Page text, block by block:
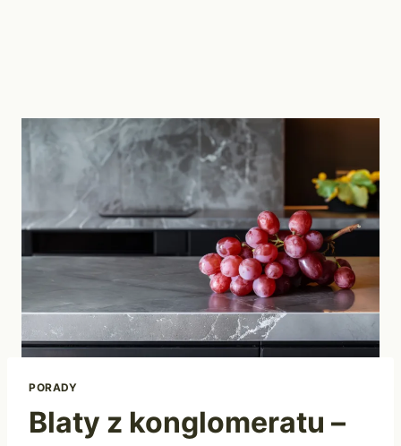
PORADY
Blaty z konglomeratu –